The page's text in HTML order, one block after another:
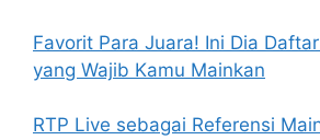
Favorit Para Juara! Ini Dia
yang Wajib Kamu Mainkan
RTP Live sebagai Referensi